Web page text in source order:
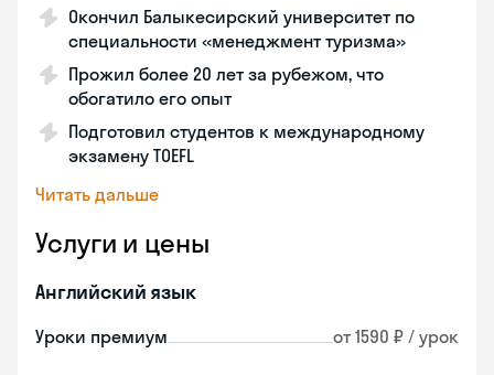
Окончил Балыкесирский университет по
специальности «менеджмент туризма»
Прожил более 20 лет за рубежом, что
обогатило его опыт
Подготовил студентов к международному
экзамену TOEFL
Читать дальше
Услуги и цены
Английский язык
Уроки премиум от 1590 ₽ / урок